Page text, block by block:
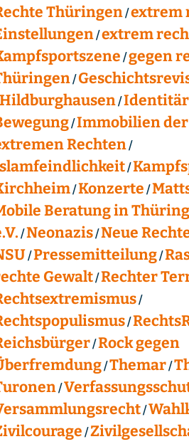
Thüringen extrem
extrem
gegen
Immobilien der
Rechten
Konzerte
Beratung in
Neonazis Neue
Pressemitteilung
Gewalt Rechter
Rock gegen
Themar